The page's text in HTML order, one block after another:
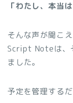
「わたし、本当
そんな声が聞こ
Script Noteは、
ました。
予定を管理する